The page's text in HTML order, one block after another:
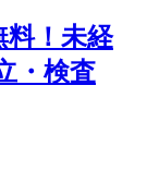
料！未経
・検査